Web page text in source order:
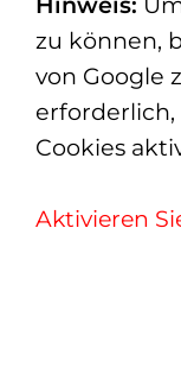
zu können,
von Google
erforderlich,
Cookies
Aktivieren